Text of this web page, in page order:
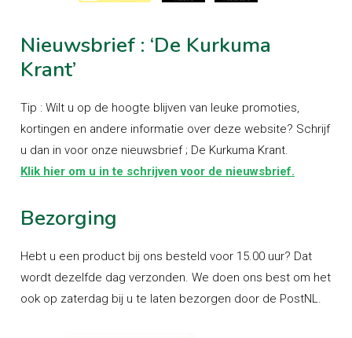
Nieuwsbrief : ‘De Kurkuma
Krant’
Tip : Wilt u op de hoogte blijven van leuke promoties,
kortingen en andere informatie over deze website? Schrijf
u dan in voor onze nieuwsbrief ; De Kurkuma Krant.
Klik hier om u in te schrijven voor de nieuwsbrief.
Bezorging
Hebt u een product bij ons besteld voor 15.00 uur? Dat
wordt dezelfde dag verzonden. We doen ons best om het
ook op zaterdag bij u te laten bezorgen door de PostNL.